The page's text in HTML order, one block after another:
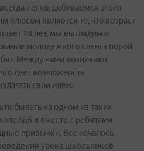
легко, добиваемся этого
плюсом является то, что возраст
28 лет, мы выглядим и
молодежного сленга порой
Между нами возникают
дает возможность
свои идеи.
побывать на одном из таких
№6 и вместе с ребятами
привычки. Все началось
урока школьников